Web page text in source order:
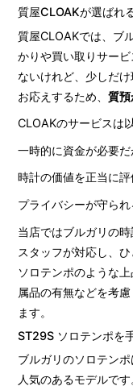
質屋CLOAKが選ばれ
質屋CLOAKでは、ブ
かりや買い取りサー
ないけれど、少しだ
お応えするため、質
CLOAKのサービスは
一時的に資金が必要
時計の価値を正当に
プライバシーが守ら
当店ではブルガリの
スタッフが対応し、
ソロテンポのような
属品の有無などを考
ます。
ST29S ソロテンポを
ブルガリのソロテン
人気のあるモデルで